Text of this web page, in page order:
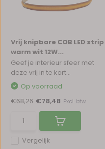
Vrij knipbare COB LED strip
warm wit 12W...
Geef je interieur sfeer met
deze vrij in te kort...
Vergelijk
Op voorraad
€68,26 €78,48 Excl. btw